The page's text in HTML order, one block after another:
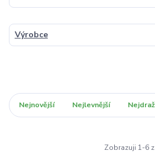
Výrobce
Nejnovější Nejlevnější
Zobrazuji 1-6